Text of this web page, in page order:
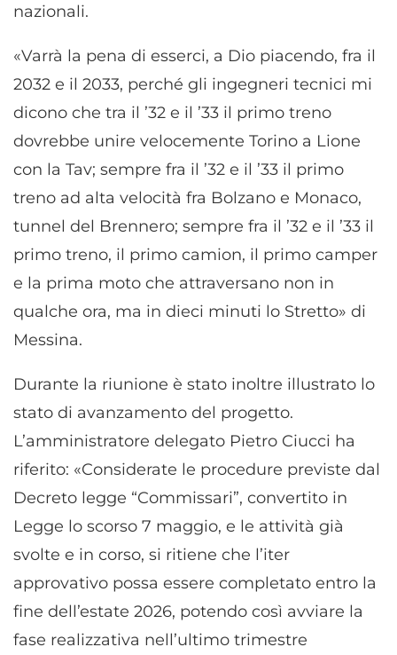
nazionali.
«Varrà la pena di esserci, a Dio piacendo, fra il
2032 e il 2033, perché gli ingegneri tecnici mi
dicono che tra il ’32 e il ’33 il primo treno
dovrebbe unire velocemente Torino a Lione
con la Tav; sempre fra il ’32 e il ’33 il primo
treno ad alta velocità fra Bolzano e Monaco,
tunnel del Brennero; sempre fra il ’32 e il ’33 il
primo treno, il primo camion, il primo camper
e la prima moto che attraversano non in
qualche ora, ma in dieci minuti lo Stretto» di
Messina.
Durante la riunione è stato inoltre illustrato lo
stato di avanzamento del progetto.
L’amministratore delegato Pietro Ciucci ha
riferito: «Considerate le procedure previste dal
Decreto legge “Commissari”, convertito in
Legge lo scorso 7 maggio, e le attività già
svolte e in corso, si ritiene che l’iter
approvativo possa essere completato entro la
fine dell’estate 2026, potendo così avviare la
fase realizzativa nell’ultimo trimestre